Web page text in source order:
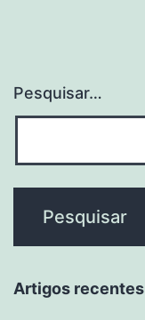
Pesquisar…
Artigos recentes